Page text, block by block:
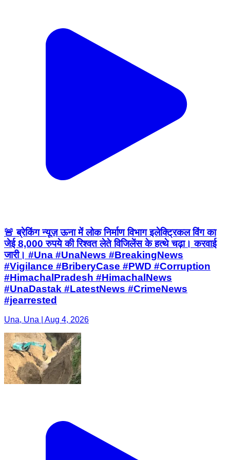
🚨 ब्रेकिंग न्यूज़ ऊना में लोक निर्माण विभाग इलेक्ट्रिकल विंग का
जेई 8,000 रुपये की रिश्वत लेते विजिलेंस के हत्थे चढ़ा। करवाई
जारी। #Una #UnaNews #BreakingNews
#Vigilance #BriberyCase #PWD #Corruption
#HimachalPradesh #HimachalNews
#UnaDastak #LatestNews #CrimeNews
#jearrested
Una, Una | Aug 4, 2026